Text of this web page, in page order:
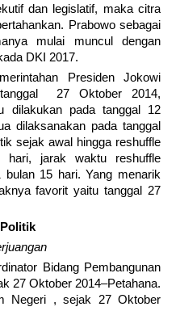
dan legislatif, maka citra
Prabowo sebagai
mulai muncul dengan
DKI 2017.
Presiden Jokowi
27 Oktober 2014,
dilakukan pada tanggal 12
dilaksanakan pada tanggal
sejak awal hingga reshuffle
jarak waktu reshuffle
bulan 15 hari. Yang menarik
favorit yaitu tanggal 27
Bidang Pembangunan
27 Oktober 2014–Petahana.
Negeri , sejak 27 Oktober